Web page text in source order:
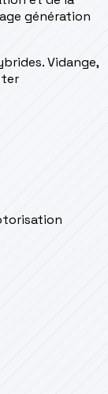
génération
Vidange,